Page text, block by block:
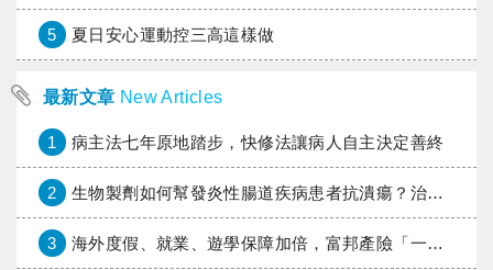
5 夏日安心運動控三高這樣做
最新文章 New Articles
1 病主法七年原地踏步，快修法讓病人自主決定善終
2 生物製劑如何幫發炎性腸道疾病患者抗潰瘍？治療進展與健保給付困境一次看
3 海外度假、就業、遊學保障加倍，富邦產險「一期逐夢」專案加碼遠距醫療與緊急救援